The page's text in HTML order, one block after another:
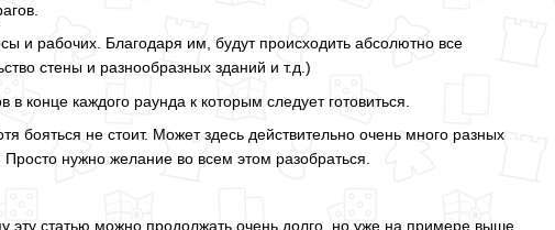
и рабочих. Благодаря им, будут происходить абсолютно все
стены и разнообразных зданий и т.д.)
конце каждого раунда к которым следует готовиться.
бояться не стоит. Может здесь действительно очень много разных
нужно желание во всем этом разобраться.
эту статью можно продолжать очень долго, но уже на примере выше